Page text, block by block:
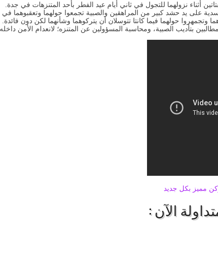
أثناء نزولهما للتجول في ثاني أيام عيد الفطر بأحد المتنزهات في جدة.
على يد حشد كبير من المراهقين والصبية تجمعوا حولهما وتعقبوهما في
وتجمهروا حولهما فيما كانتا تتوسلان أن يتركوهما وشأنهما لكن دون فائدة.
بتأديب الصبية، ومحاسبة المسؤولين عن المتنزه؛ لانعدام الأمن داخله.
مميز بكل جديد
الآن :